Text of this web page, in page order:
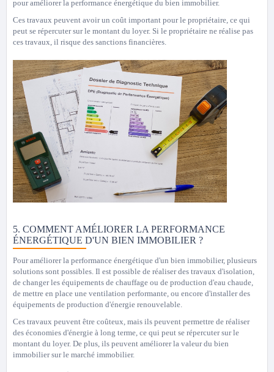
pour améliorer la performance énergétique du bien immobilier.
Ces travaux peuvent avoir un coût important pour le propriétaire, ce qui
peut se répercuter sur le montant du loyer. Si le propriétaire ne réalise pas
ces travaux, il risque des sanctions financières.
5. COMMENT AMÉLIORER LA PERFORMANCE
ÉNERGÉTIQUE D'UN BIEN IMMOBILIER ?
Pour améliorer la performance énergétique d'un bien immobilier, plusieurs
solutions sont possibles. Il est possible de réaliser des travaux d'isolation,
de changer les équipements de chauffage ou de production d'eau chaude,
de mettre en place une ventilation performante, ou encore d'installer des
équipements de production d'énergie renouvelable.
Ces travaux peuvent être coûteux, mais ils peuvent permettre de réaliser
des économies d'énergie à long terme, ce qui peut se répercuter sur le
montant du loyer. De plus, ils peuvent améliorer la valeur du bien
immobilier sur le marché immobilier.